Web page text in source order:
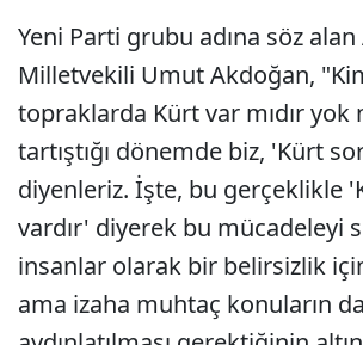
Yeni Parti grubu adına söz
Milletvekili Umut Akdoğan,
topraklarda Kürt var mıdır yok
tartıştığı dönemde biz, 'Kürt
diyenleriz. İşte, bu gerçeklikle
vardır' diyerek bu mücadeleyi
insanlar olarak bir belirsizlik
ama izaha muhtaç konuların da